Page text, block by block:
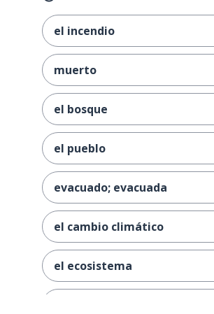
el incendio
muerto
el bosque
el pueblo
evacuado; evacuada
el cambio climático
el ecosistema